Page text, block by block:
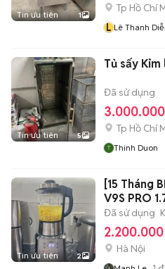
Tin ưu tiên 1
Tp Hồ Chí
L Lê Thanh
Tin ưu tiên 5
Tủ sấy Kim
Đã sử dụng
Tp Hồ Chí
Thinh Duon
Tin ưu tiên 2
[15 Tháng
V9S PRO
Đã sử dụng
Hà Nội